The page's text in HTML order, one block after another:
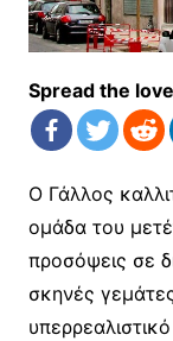
Spread the love
O Γάλλος
ομάδα του
προσόψεις σε
σκηνές